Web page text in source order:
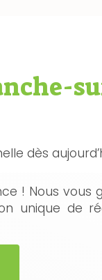
dès
! Nous vous
unique de